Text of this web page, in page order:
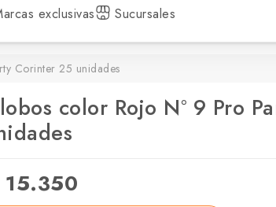
exclusivas Sucursales
Corinter 25 unidades
color Rojo N° 9 Pro